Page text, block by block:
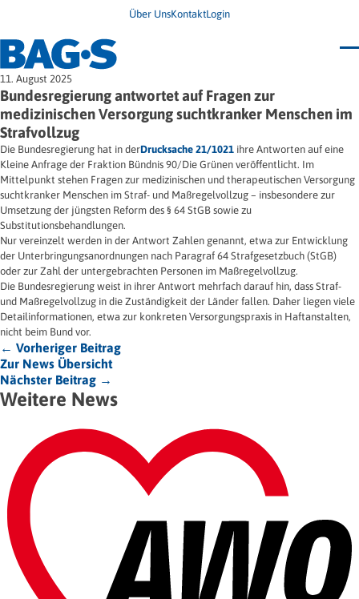
Über UnsKontaktLogin
Bundestagung 2026
Wo finde ich Hilfe?
News
Termine
Veröffentlichungen
Infodienst
Wegweiser
Jugendbroschüre
Impulse
Presse & Stellungnahmen
Newsletter
Unsere Themen
Angehörige
Ersatzfreiheitsstrafe
Freie Straffälligenhilfe
Gesundheit
Migration
Frauen
Wohnen
11. August 2025
Bundesregierung antwortet auf Fragen zur
medizinischen Versorgung suchtkranker Menschen im
Strafvollzug
Die Bundesregierung hat in derDrucksache 21/1021 ihre Antworten auf eine
Kleine Anfrage der Fraktion Bündnis 90/Die Grünen veröffentlicht. Im
Mittelpunkt stehen Fragen zur medizinischen und therapeutischen Versorgung
suchtkranker Menschen im Straf- und Maßregelvollzug – insbesondere zur
Umsetzung der jüngsten Reform des § 64 StGB sowie zu
Substitutionsbehandlungen.
Nur vereinzelt werden in der Antwort Zahlen genannt, etwa zur Entwicklung
der Unterbringungsanordnungen nach Paragraf 64 Strafgesetzbuch (StGB)
oder zur Zahl der untergebrachten Personen im Maßregelvollzug.
Die Bundesregierung weist in ihrer Antwort mehrfach darauf hin, dass Straf-
und Maßregelvollzug in die Zuständigkeit der Länder fallen. Daher liegen viele
Detailinformationen, etwa zur konkreten Versorgungspraxis in Haftanstalten,
nicht beim Bund vor.
← Vorheriger Beitrag
Zur News Übersicht
Nächster Beitrag →
Weitere News